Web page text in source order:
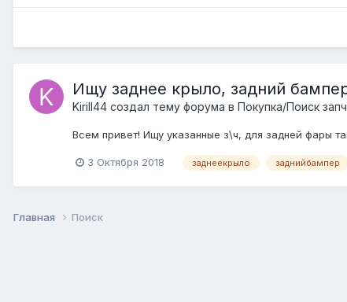
Ищу заднее крыло, задний
Kirill44 создал тему форума в Покупка/Поиск
Всем привет! Ищу указанные з\ч, для задней фары
3 Октября 2018 заднеекрыло заднийбампер
Главная Поиск